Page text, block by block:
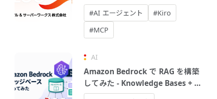
#AI エージェント
#Kiro
#MCP
AI
Amazon Bedrock で RAG を構築
してみた - Knowledge Bases + エ
ージェントで社内文書AIアシスタ